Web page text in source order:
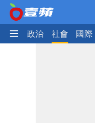
生活 政治 社會 國際